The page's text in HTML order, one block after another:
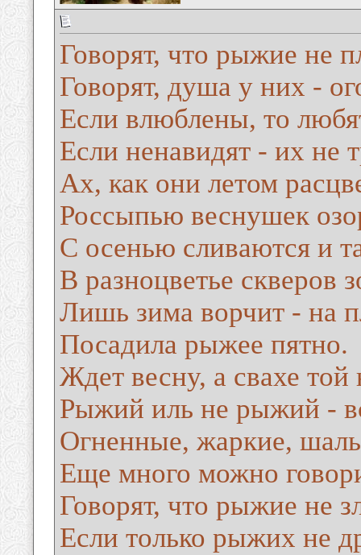
Говорят, что рыжие не
Говорят, душа у них -
Если влюблены, то
Если ненавидят - их не
Ах, как они летом
Россыпью веснушек
С осенью сливаются и
В разноцветье скверов
Лишь зима ворчит - на
Посадила рыжее пятно.
Ждет весну, а свахе той
Рыжий иль не рыжий -
Огненные, жаркие,
Еще много можно
Говорят, что рыжие не
Если только рыжих не